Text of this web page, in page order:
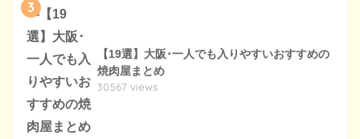
3
【19選】大阪･一人でも入りやすいおすすめの
焼肉屋まとめ
30567 views